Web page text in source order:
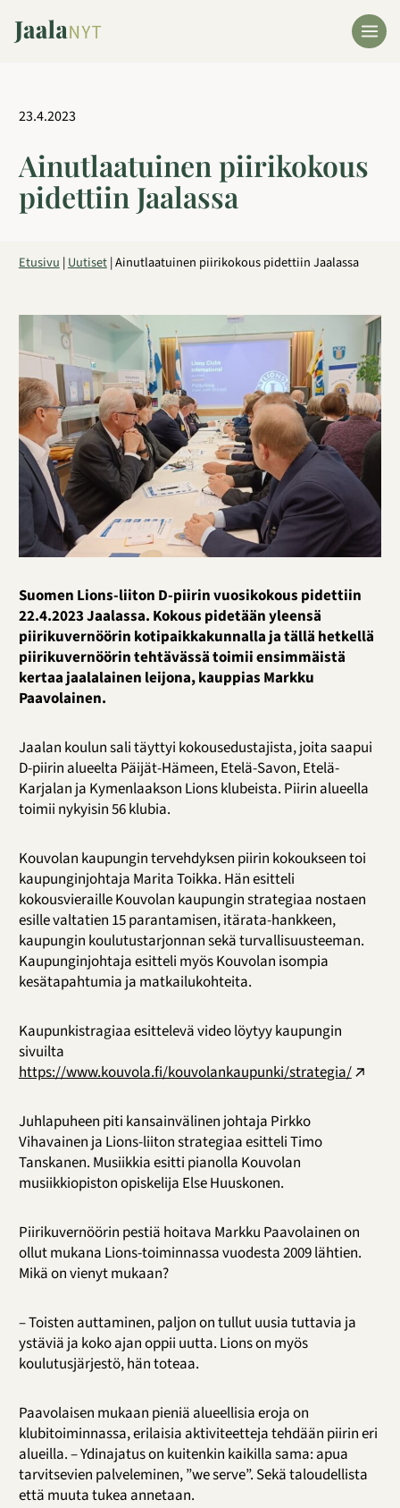
sisältöön
23.4.2023
Ainutlaatuinen piirikokous
pidettiin Jaalassa
Etusivu|Uutiset|Ainutlaatuinen piirikokous pidettiin Jaalassa
Suomen Lions-liiton D-piirin vuosikokous pidettiin
22.4.2023 Jaalassa. Kokous pidetään yleensä
piirikuvernöörin kotipaikkakunnalla ja tällä hetkellä
piirikuvernöörin tehtävässä toimii ensimmäistä
kertaa jaalalainen leijona, kauppias Markku
Paavolainen.
Jaalan koulun sali täyttyi kokousedustajista, joita saapui
D-piirin alueelta Päijät-Hämeen, Etelä-Savon, Etelä-
Karjalan ja Kymenlaakson Lions klubeista. Piirin alueella
toimii nykyisin 56 klubia.
Kouvolan kaupungin tervehdyksen piirin kokoukseen toi
kaupunginjohtaja Marita Toikka. Hän esitteli
kokousvieraille Kouvolan kaupungin strategiaa nostaen
esille valtatien 15 parantamisen, itärata-hankkeen,
kaupungin koulutustarjonnan sekä turvallisuusteeman.
Kaupunginjohtaja esitteli myös Kouvolan isompia
kesätapahtumia ja matkailukohteita.
Kaupunkistragiaa esittelevä video löytyy kaupungin
sivuilta
https://www.kouvola.fi/kouvolankaupunki/strategia/
Juhlapuheen piti kansainvälinen johtaja Pirkko
Vihavainen ja Lions-liiton strategiaa esitteli Timo
Tanskanen. Musiikkia esitti pianolla Kouvolan
musiikkiopiston opiskelija Else Huuskonen.
Piirikuvernöörin pestiä hoitava Markku Paavolainen on
ollut mukana Lions-toiminnassa vuodesta 2009 lähtien.
Mikä on vienyt mukaan?
– Toisten auttaminen, paljon on tullut uusia tuttavia ja
ystäviä ja koko ajan oppii uutta. Lions on myös
koulutusjärjestö, hän toteaa.
Paavolaisen mukaan pieniä alueellisia eroja on
klubitoiminnassa, erilaisia aktiviteetteja tehdään piirin eri
alueilla. – Ydinajatus on kuitenkin kaikilla sama: apua
tarvitsevien palveleminen, ”we serve”. Sekä taloudellista
että muuta tukea annetaan.